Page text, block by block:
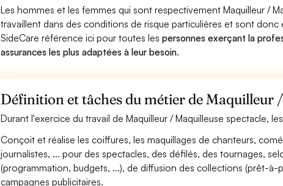
Les hommes et les femmes qui sont respectivement Maquilleur /
travaillent dans des conditions de risque particulières et sont donc
SideCare référence ici pour toutes lespersonnes exerçant la
assurances les plus adaptées à leur besoin.
Définition et tâches du métier de Maquilleur
Durant l'exercice du travail de Maquilleur / Maquilleuse spectacle,
Conçoit et réalise les coiffures, les maquillages de chanteurs,
journalistes, ... pour des spectacles, des défilés, des tournages,
(programmation, budgets, ...), de diffusion des collections (prêt-
campagnes publicitaires.